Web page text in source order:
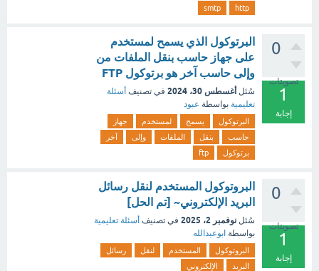
http
smtp
0
تصويتات
1
إجابة
البرتوكول الذي يسمح لمستخدم
على جهاز حاسب بنقل الملفات من
وإلى حاسب آخر هو برتوكول FTP
سُئل أغسطس 30، 2024 في تصنيف أسئلة
تعليمية بواسطة عبود
البرتوكول يسمح لمستخدم
جهاز
حاسب
بنقل الملفات وإلى
آخر
برتوكول
ftp
0
تصويتات
1
إجابة
البروتوكول المستخدم لنقل رسائل
البريد الإلكتروني~ [تم الحل]
سُئل نوفمبر 2، 2025 في تصنيف أسئلة تعليمية
بواسطة ابوعبدالله
البروتوكول المستخدم لنقل
رسائل
البريد
الإلكتروني